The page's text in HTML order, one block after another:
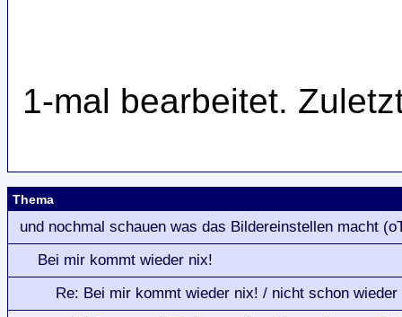
1-mal bearbeitet.
Thema
und nochmal schauen was das Bildereinstellen macht
Bei mir kommt wieder nix!
Re: Bei mir kommt wieder nix! / nicht schon wieder